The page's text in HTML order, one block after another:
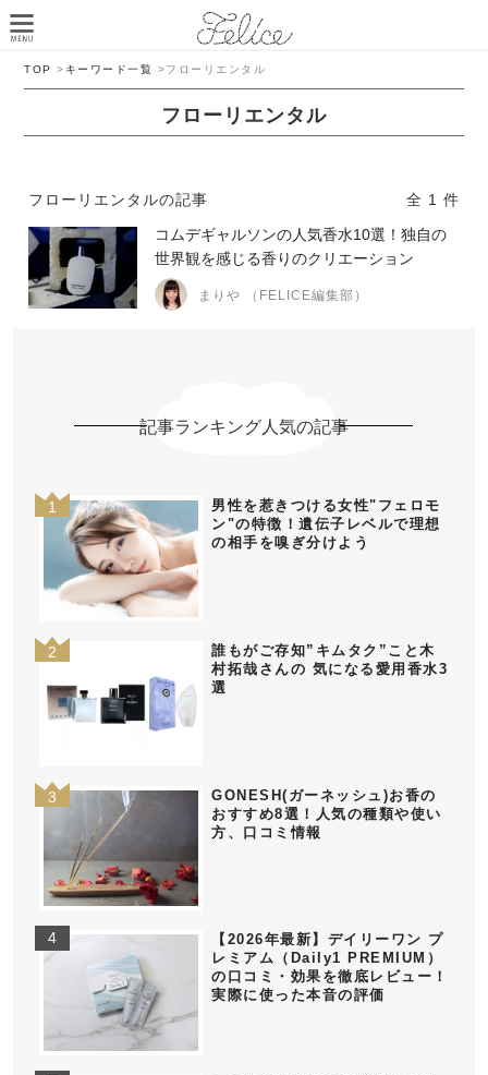
TOP > キーワード一覧 >フローリエンタル
フローリエンタル
フローリエンタルの記事
全 1 件
コムデギャルソンの人気香水10選！独自の
世界観を感じる香りのクリエーション
まりや （FELICE編集部）
記事ランキング人気の記事
男性を惹きつける女性"フェロモ
ン"の特徴！遺伝子レベルで理想
の相手を嗅ぎ分けよう
誰もがご存知”キムタク”こと木
村拓哉さんの 気になる愛用香水3
選
GONESH(ガーネッシュ)お香の
おすすめ8選！人気の種類や使い
方、口コミ情報
【2026年最新】デイリーワン プ
レミアム（Daily1 PREMIUM）
の口コミ・効果を徹底レビュー！
実際に使った本音の評価